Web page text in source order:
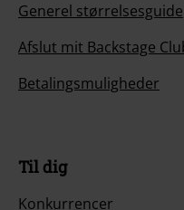
Generel størrelsesguide
Afslut mit Backstage
Betalingsmuligheder
Til dig
Konkurrencer